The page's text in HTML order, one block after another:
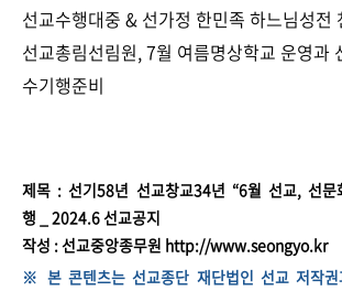
선교수행대중 & 선가정 한민족 하느님성전
선교총림선림원, 7월 여름명상학교 운영과
수기행준비
제목 : 선기58년 선교창교34년 “6월 선교, 선
행 _ 2024.6 선교공지
작성 : 선교중앙종무원 http://www.seongyo.kr
※ 본 콘텐츠는 선교종단 재단법인 선교 저작권